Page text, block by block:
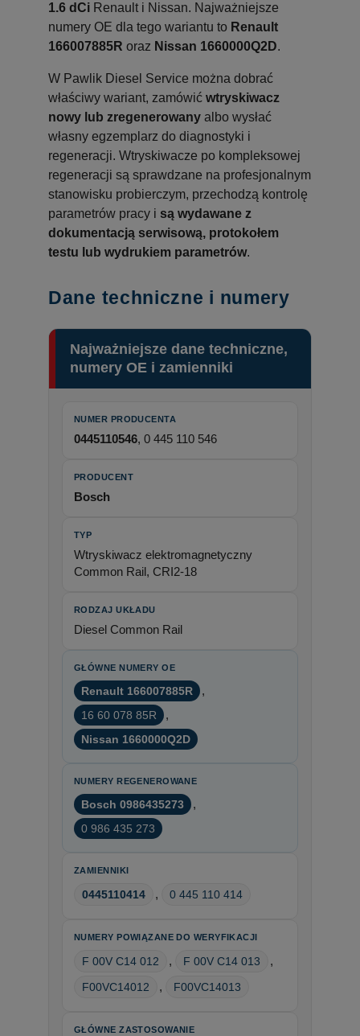
1.6 dCi Renault i Nissan. Najważniejsze
numery OE dla tego wariantu to Renault
166007885R oraz Nissan 1660000Q2D.
W Pawlik Diesel Service można dobrać
właściwy wariant, zamówić wtryskiwacz
nowy lub zregenerowany albo wysłać
własny egzemplarz do diagnostyki i
regeneracji. Wtryskiwacze po kompleksowej
regeneracji są sprawdzane na profesjonalnym
stanowisku probierczym, przechodzą kontrolę
parametrów pracy i są wydawane z
dokumentacją serwisową, protokołem
testu lub wydrukiem parametrów.
Dane techniczne i numery
Najważniejsze dane techniczne,
numery OE i zamienniki
NUMER PRODUCENTA
0445110546, 0 445 110 546
PRODUCENT
Bosch
TYP
Wtryskiwacz elektromagnetyczny
Common Rail, CRI2-18
RODZAJ UKŁADU
Diesel Common Rail
GŁÓWNE NUMERY OE
Renault 166007885R ,
16 60 078 85R ,
Nissan 1660000Q2D
NUMERY REGENEROWANE
Bosch 0986435273 ,
0 986 435 273
ZAMIENNIKI
0445110414 , 0 445 110 414
NUMERY POWIĄZANE DO WERYFIKACJI
F 00V C14 012 , F 00V C14 013 ,
F00VC14012 , F00VC14013
GŁÓWNE ZASTOSOWANIE